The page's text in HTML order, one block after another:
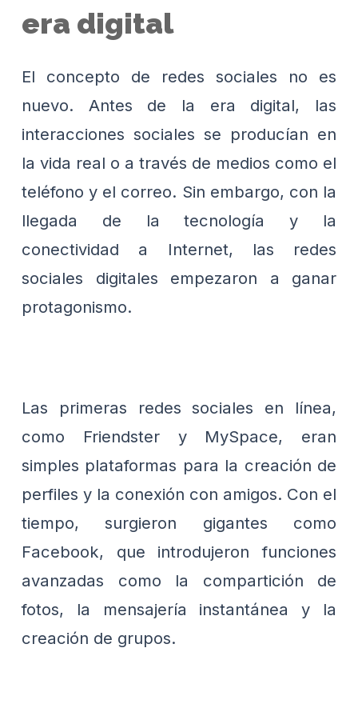
era digital
El concepto de redes sociales no es
nuevo. Antes de la era digital, las
interacciones sociales se producían en
la vida real o a través de medios como el
teléfono y el correo. Sin embargo, con la
llegada de la tecnología y la
conectividad a Internet, las redes
sociales digitales empezaron a ganar
protagonismo.
Las primeras redes sociales en línea,
como Friendster y MySpace, eran
simples plataformas para la creación de
perfiles y la conexión con amigos. Con el
tiempo, surgieron gigantes como
Facebook, que introdujeron funciones
avanzadas como la compartición de
fotos, la mensajería instantánea y la
creación de grupos.